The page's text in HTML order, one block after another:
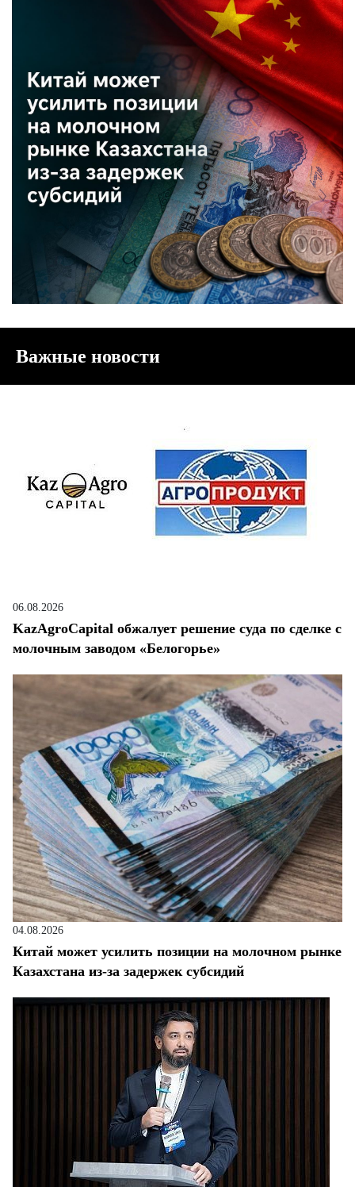
Важные новости
06.08.2026
KazAgroCapital обжалует решение суда по сделке с
молочным заводом «Белогорье»
04.08.2026
Китай может усилить позиции на молочном рынке
Казахстана из-за задержек субсидий